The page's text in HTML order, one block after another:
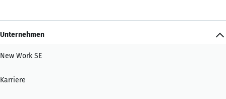
Unternehmen
New Work SE
Karriere